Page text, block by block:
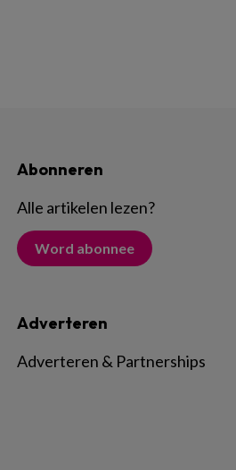
Abonneren
Alle artikelen lezen?
Word abonnee
Adverteren
Adverteren & Partnerships